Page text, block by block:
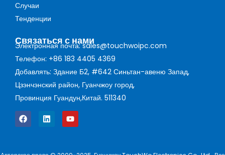
Случаи
Тенденции
Связаться с нами
Электронная почта: sales@touchwoipc.com
Телефон: +86 183 4405 4369
Добавлять: Здание Б2, #642 Синьтан-авеню Запад,
Цзэнчэнский район, Гуанчжоу город,
Провинция Гуандун,Китай. 511340